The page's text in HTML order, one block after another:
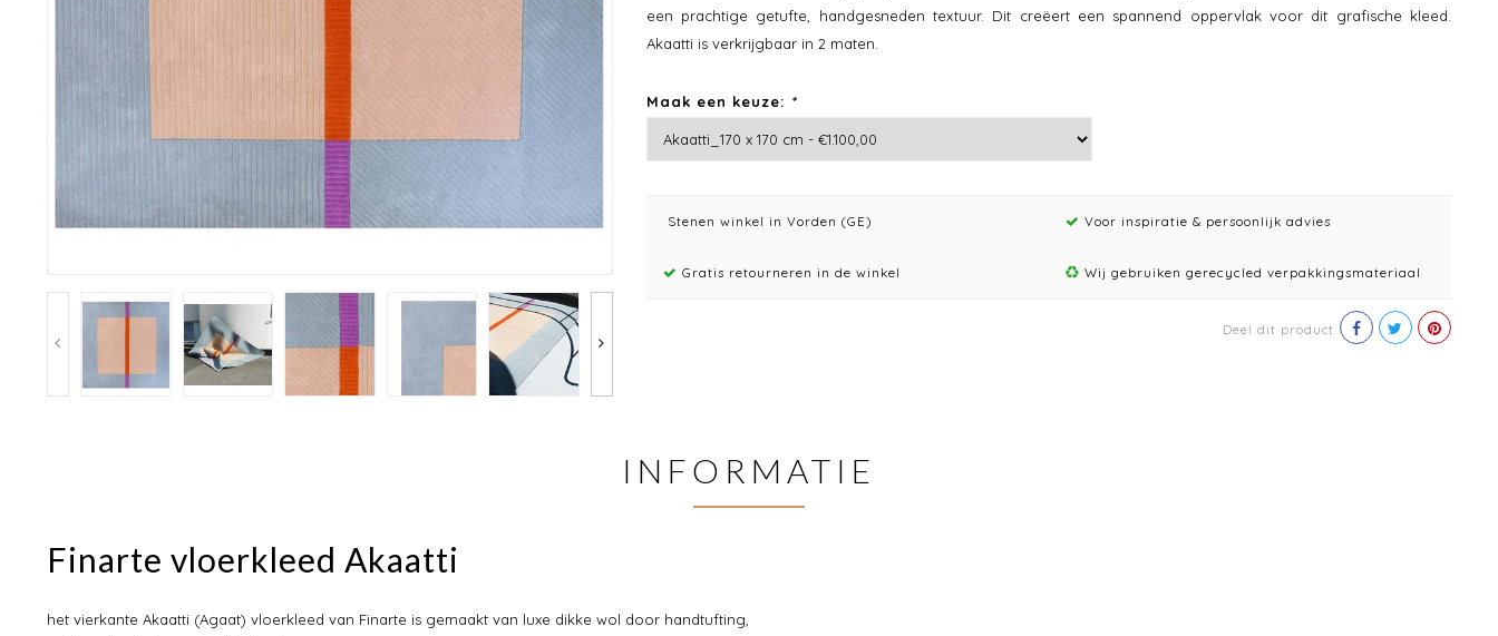
een prachtige getufte, handgesneden textuur. Dit creëert een spannend oppervlak voor dit grafische kleed.
Akaatti is verkrijgbaar in 2 maten.
Maak een keuze: *
Stenen winkel in Vorden (GE) Voor inspiratie & persoonlijk advies
Gratis retourneren in de winkel Wij gebruiken gerecycled verpakkingsmateriaal
Deel dit product
INFORMATIE
Finarte vloerkleed Akaatti
het vierkante Akaatti (Agaat) vloerkleed van Finarte is gemaakt van luxe dikke wol door handtufting,